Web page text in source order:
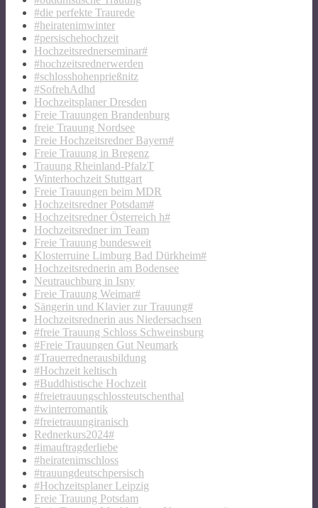
#die perfekte Traurede
#heiratenimwinter
#persischehochzeit
Hochzeitsrednerseminar#
#hochzeitsrednerwerden
#schlosshohenprießnitz
#SofrehAdhd
Hochzeitsplaner Dresden
Freie Trauungen Brandenburg
freie Trauung Nordsee
Freie Hochzeitsredner Bayern#
Freie Trauung in Bregenz
Trauung Rheinland-PfalzT
Winterhochzeit Stuttgart
Freie Trauungen beim MDR
Hochzeitsredner Potsdam#
Hochzeitsredner Österreich h#
Hochzeitsredner im Team
Freie Trauung bundesweit
Klosterruine Limburg Bad Dürkheim#
Hochzeitsrednerin am Bodensee
Neutrauchburg in Isny
Freie Trauung Weimar#
Sängerin und Klavier zur Trauung#
Hochzeitsrednerin aus Niedersachsen
#freie Trauung Schloss Schweinsburg
#Freie Trauungen Gut Neumark
#Trauerrednerausbildung
#Hochzeit keltisch
#Buddhistische Hochzeit
#freietrauungschlossteutschenthal
#winterromantik
#freietrauungiranisch
Rednerkurs2024#
#imauftragderliebe
#heiratenimschloss
#trauungdeutschpersisch
#Hochzeitsplaner Leipzig
Freie Trauung Potsdam